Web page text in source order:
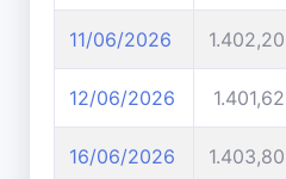
11/06/2026 1.402,20
12/06/2026 1.401,62
16/06/2026 1.403,80